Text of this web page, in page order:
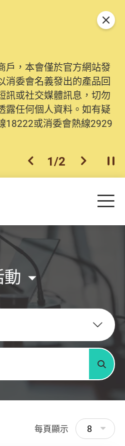
戶，本會僅於官方網站發
消委會名義發出的產品回
訊或社交媒體訊息，切勿
露任何個人資料。如有疑
18222或消委會熱線2929
上一個
1/2 下一個開
關閉
目
搜尋
每頁顯示 8